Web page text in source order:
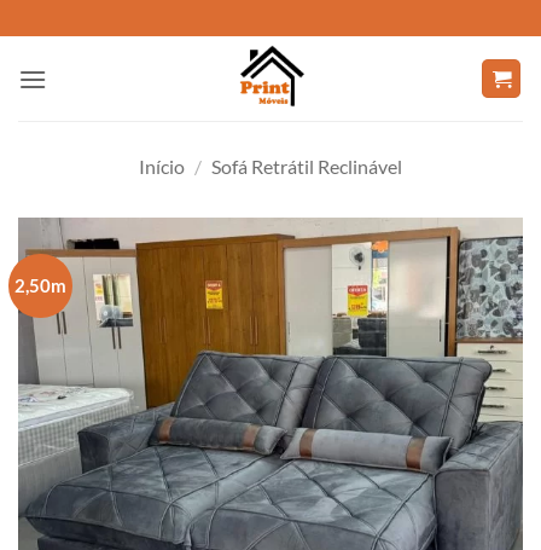
to
content
Início / Sofá Retrátil Reclinável
2,50m